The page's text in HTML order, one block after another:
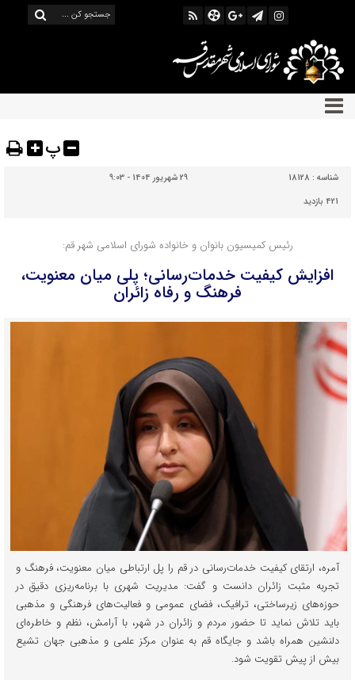
پ
شناسه : 18128
29 شهریور 1404 - 9:03
421 بازدید
رئیس کمیسیون بانوان و خانواده شورای اسلامی شهر قم:
افزایش کیفیت خدمات‌رسانی؛ پلی میان معنویت،
فرهنگ و رفاه زائران
آمره، ارتقای کیفیت خدمات‌رسانی در قم را پل ارتباطی میان معنویت، فرهنگ و
تجربه مثبت زائران دانست و گفت: مدیریت شهری با برنامه‌ریزی دقیق در
حوزه‌های زیرساختی، ترافیک، فضای عمومی و فعالیت‌های فرهنگی و مذهبی
باید تلاش نماید تا حضور مردم و زائران در شهر، با آرامش، نظم و خاطره‌ای
دلنشین همراه باشد و جایگاه قم به عنوان مرکز علمی و مذهبی جهان تشیع
بیش از پیش تقویت شود.